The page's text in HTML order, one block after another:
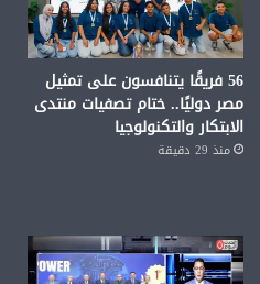
56 فريقًا يتنافسون على تمثيل
مصر دوليًا.. ختام تصفيات منتدى
الابتكار والتكنولوجيا
منذ 29 دقيقة